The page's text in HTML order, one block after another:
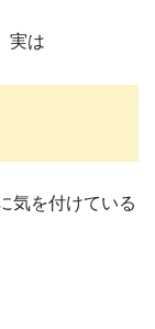
実は
気を付けている